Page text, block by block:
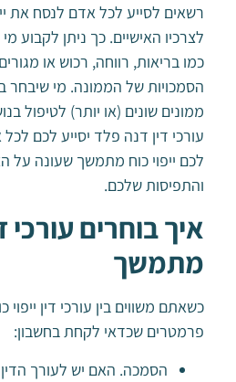
רשאים לסייע לכל אדם לנסח את
לצרכיו האישיים. כך ניתן לקבוע
כמו בריאות, רווחה, רכוש או
הסמכויות של הממונה. מי שיבחר
ממונים שונים (או יותר) לטיפול
עורכי דין דנה פלד יסייע לכם
לכם ייפוי כוח מתמשך שעונה על
והתפיסות שלכם.
איך בוחרים עורכי
מתמשך
כשאתם משווים בין עורכי דין
פרמטרים שכדאי לקחת בחשבון:
הסמכה. האם יש לעורך